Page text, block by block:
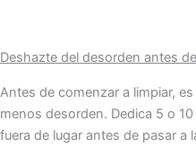
Deshazte del desorden antes
Antes de comenzar a limpiar,
menos desorden. Dedica 5 o
fuera de lugar antes de pasar a